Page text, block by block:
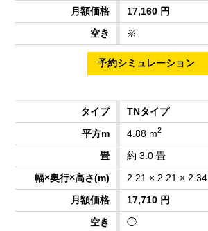
17,160 円
※
TNタイプ
4.88 m2
約 3.0 畳
2.21 × 2.21 × 2.34
17,710 円
◯